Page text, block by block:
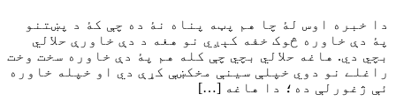
دا خبره اوس لۀ چا هم پټه پناه نۀ ده چې کۀ د پښتنو
پۀ دې خاوره څوک خفه کېږي نو هغه د دې خاورې حلالي
بچي دي. هاغه حلالي بچي چې کله هم پۀ دې خاوره سخت وخت
راغلے نو دوي خپلې سينې مخکښې کړې دي او خپله خاوره
ئې ژغورلې ده؛ دا هاغه […]